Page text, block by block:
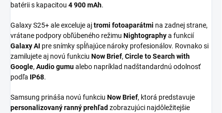
batérii s kapacitou 4 900 mAh.
Galaxy S25+ ale exceluje ajtromi fotoaparátmi na zadnej strane,
vrátane podpory obľúbeného režimu Nightographya funkcií
Galaxy AI pre snímky spĺňajúce nároky profesionálov. Rovnako si
zamilujete aj novú funkciu Now Brief, Circle to Search with
Google, Audio gumualebo napríklad nadštandardnú odolnosť
podľa IP68.
Samsung prináša novú funkciu Now Brief, ktorá predstavuje
personalizovaný ranný prehľad zobrazujúci najdôležitejšie